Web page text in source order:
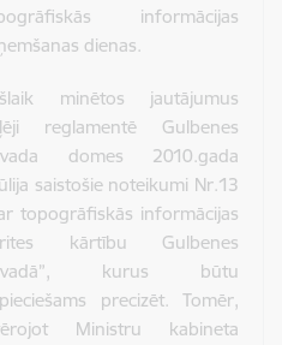
informācijas
dienas.
minētos jautājumus
reglamentē Gulbenes
domes 2010.gada
saistošie noteikumi Nr.13
topogrāfiskās informācijas
kārtību Gulbenes
kurus būtu
precizēt. Tomēr,
Ministru kabineta